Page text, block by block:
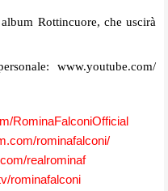
Rottincuore, che uscirà
www.youtube.com/
RominaFalconiOfficial
rominafalconi/
realrominaf
rominafalconi